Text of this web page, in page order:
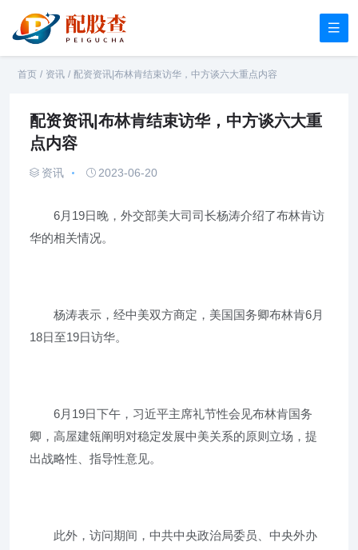
首页 / 资讯 / 配资资讯|布林肯结束访华，中方谈六大重点内容
配资资讯|布林肯结束访华，中方谈六大重
点内容
资讯 2023-06-20
6月19日晚，外交部美大司司长杨涛介绍了布林肯访
华的相关情况。
杨涛表示，经中美双方商定，美国国务卿布林肯6月
18日至19日访华。
6月19日下午，习近平主席礼节性会见布林肯国务
卿，高屋建瓴阐明对稳定发展中美关系的原则立场，提
出战略性、指导性意见。
此外，访问期间，中共中央政治局委员、中央外办